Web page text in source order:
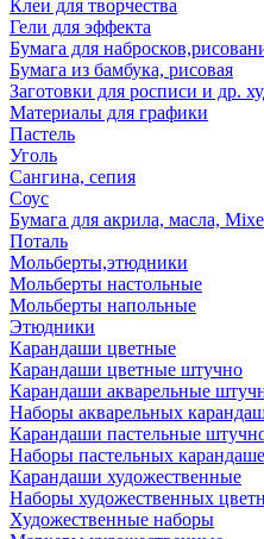
Клеи для творчества
Гели для эффекта
Бумага для
Бумага из бамбука, рисовая
Заготовки для росписи и др.
Материалы для графики
Пастель
Уголь
Сангина, сепия
Соус
Бумага для акрила, масла,
Поталь
Мольберты,этюдники
Мольберты настольные
Мольберты напольные
Этюдники
Карандаши цветные
Карандаши цветные штучно
Карандаши акварельные
Наборы акварельных
Карандаши пастельные
Наборы пастельных
Карандаши художественные
Наборы художественных
Художественные наборы